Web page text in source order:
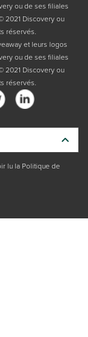
ou de ses filiales
2021 Discovery ou
réservés.
et leurs logos
ou de ses filiales
2021 Discovery ou
réservés.
lu la Politique de